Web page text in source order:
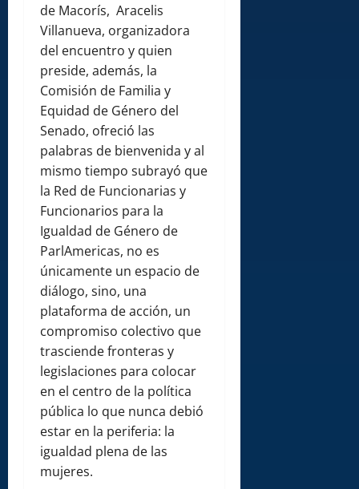
de Macorís, Aracelis
Villanueva, organizadora
del encuentro y quien
preside, además, la
Comisión de Familia y
Equidad de Género del
Senado, ofreció las
palabras de bienvenida y al
mismo tiempo subrayó que
la Red de Funcionarias y
Funcionarios para la
Igualdad de Género de
ParlAmericas, no es
únicamente un espacio de
diálogo, sino, una
plataforma de acción, un
compromiso colectivo que
trasciende fronteras y
legislaciones para colocar
en el centro de la política
pública lo que nunca debió
estar en la periferia: la
igualdad plena de las
mujeres.